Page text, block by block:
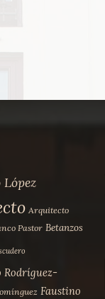
Arquitecto
Pastor Betanzos
Rodríguez-
Faustino